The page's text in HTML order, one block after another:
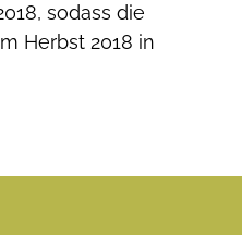
sodass die
Herbst 2018 in